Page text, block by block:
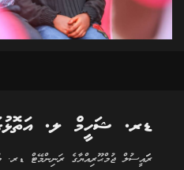
ޑރ. ޝަހީމް ލ.
ރަަައީސުލް ޖުމްޙޫރިއްޔާގެ ރަނިންމޭޓް